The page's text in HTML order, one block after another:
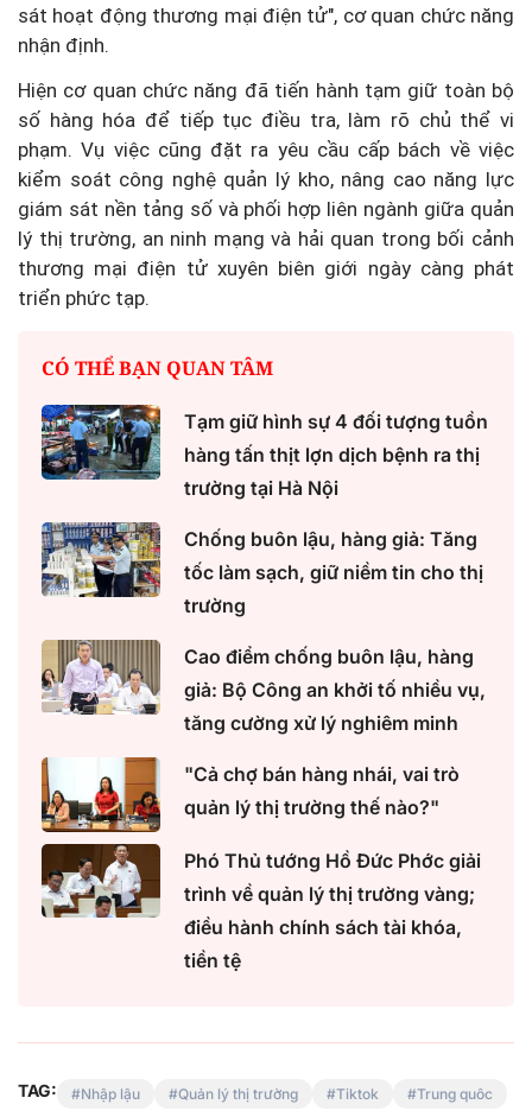
sát hoạt động thương mại điện tử", cơ quan chức năng
nhận định.
Hiện cơ quan chức năng đã tiến hành tạm giữ toàn bộ
số hàng hóa để tiếp tục điều tra, làm rõ chủ thể vi
phạm. Vụ việc cũng đặt ra yêu cầu cấp bách về việc
kiểm soát công nghệ quản lý kho, nâng cao năng lực
giám sát nền tảng số và phối hợp liên ngành giữa quản
lý thị trường, an ninh mạng và hải quan trong bối cảnh
thương mại điện tử xuyên biên giới ngày càng phát
triển phức tạp.
CÓ THỂ BẠN QUAN TÂM
Tạm giữ hình sự 4 đối tượng tuồn
hàng tấn thịt lợn dịch bệnh ra thị
trường tại Hà Nội
Chống buôn lậu, hàng giả: Tăng
tốc làm sạch, giữ niềm tin cho thị
trường
Cao điểm chống buôn lậu, hàng
giả: Bộ Công an khởi tố nhiều vụ,
tăng cường xử lý nghiêm minh
"Cả chợ bán hàng nhái, vai trò
quản lý thị trường thế nào?"
Phó Thủ tướng Hồ Đức Phớc giải
trình về quản lý thị trường vàng;
điều hành chính sách tài khóa,
tiền tệ
TAG: Nhập lậu Quản lý thị trường Tiktok Trung quôc